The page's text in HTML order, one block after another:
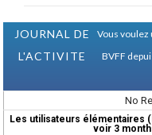
JOURNAL DE
L'ACTIVITE
Vous
BVFF
No
Les utilisateurs élémentaires
voir 3